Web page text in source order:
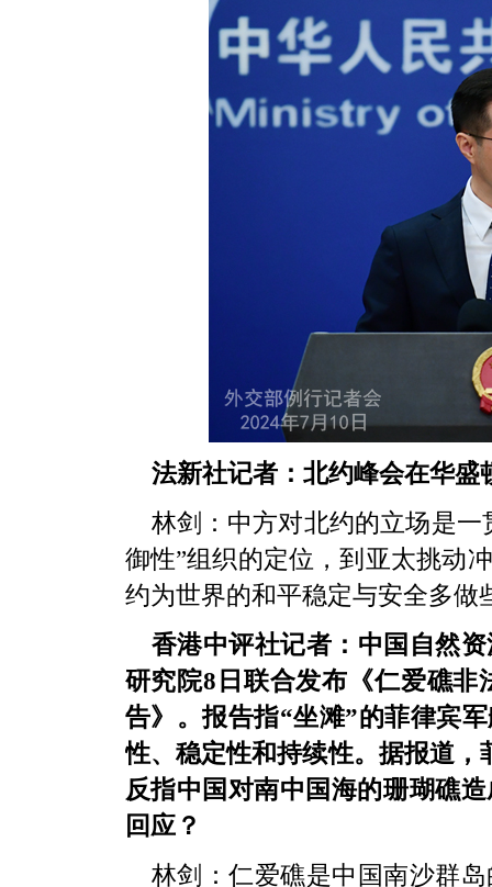
法新社记者：北约峰会在华
林剑：中方对北约的立场是
御性”组织的定位，到亚太挑动
约为世界的和平稳定与安全多做
香港中评社记者：中国自然
研究院8日联合发布《仁爱礁
告》。报告指“坐滩”的菲律宾
性、稳定性和持续性。据报道
反指中国对南中国海的珊瑚礁
回应？
林剑：仁爱礁是中国南沙群